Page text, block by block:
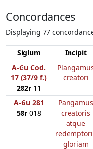
Concordances
Displaying 77
Siglum Incipit
A-Gu Cod.
17 (37/9 f.)
282r11
Plangamus
creatori
A-Gu 281
58r018
Pangamus
creatoris
atque
gloriam